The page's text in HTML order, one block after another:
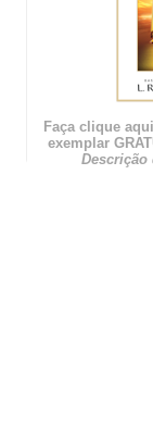
Faça clique
exemplar
Descrição